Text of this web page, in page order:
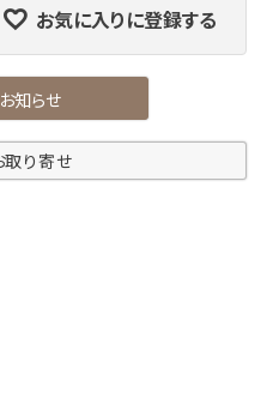
お気に入りに登録する
知らせ
取り寄せ